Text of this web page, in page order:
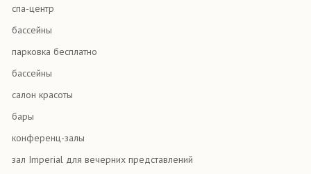
спа-центр
бассейны
парковка бесплатно
бассейны
салон красоты
бары
конференц-залы
зал Imperial для вечерних представлений